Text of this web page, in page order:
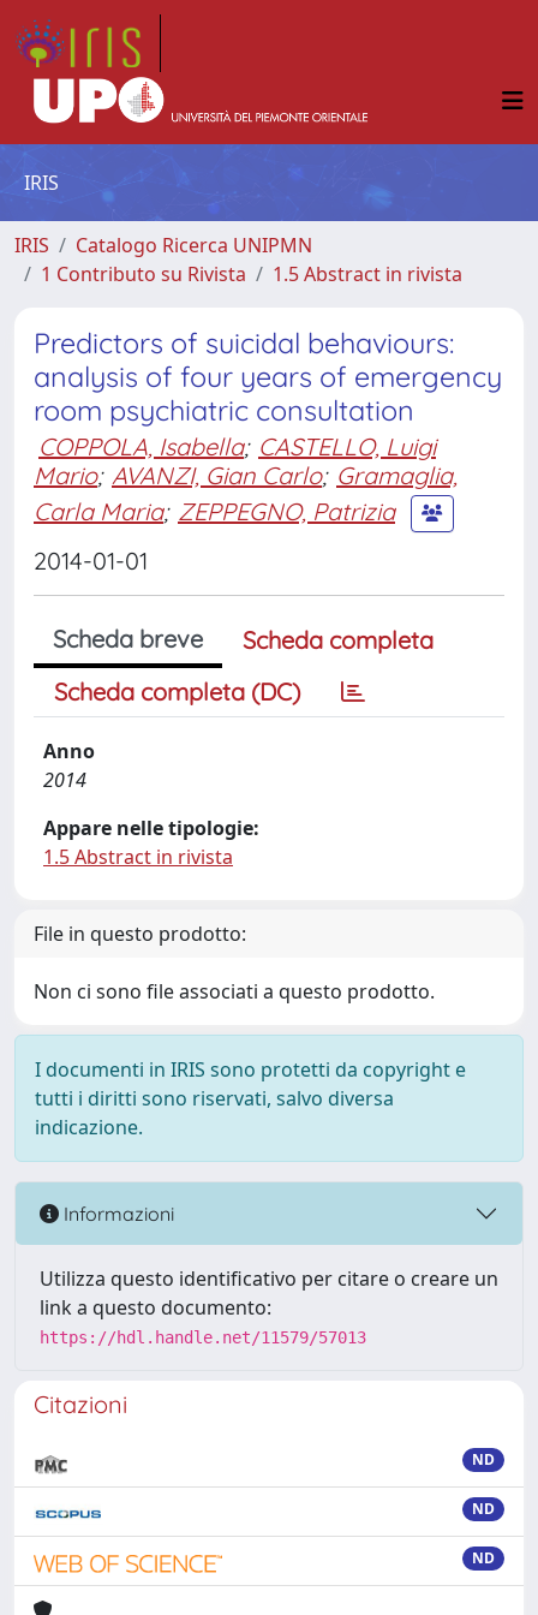
IRIS
IRIS
Catalogo Ricerca UNIPMN
1 Contributo su Rivista
1.5 Abstract in rivista
Predictors of suicidal behaviours:
analysis of four years of emergency
room psychiatric consultation
COPPOLA, Isabella; CASTELLO, Luigi
Mario; AVANZI, Gian Carlo; Gramaglia,
Carla Maria; ZEPPEGNO, Patrizia
2014-01-01
Scheda breve
Scheda completa
Scheda completa (DC)
Anno
2014
Appare nelle tipologie:
1.5 Abstract in rivista
File in questo prodotto:
Non ci sono file associati a questo prodotto.
I documenti in IRIS sono protetti da copyright e
tutti i diritti sono riservati, salvo diversa
indicazione.
Informazioni
Utilizza questo identificativo per citare o creare un
link a questo documento:
https://hdl.handle.net/11579/57013
Citazioni
ND
ND
ND